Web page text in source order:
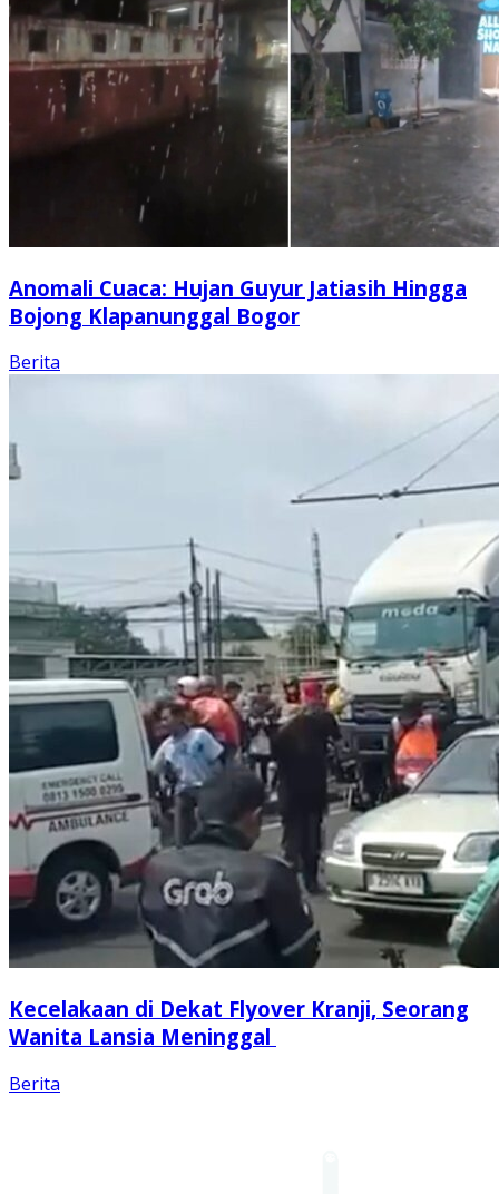
Anomali Cuaca: Hujan Guyur Jatiasih Hingga
Bojong Klapanunggal Bogor
Berita
Kecelakaan di Dekat Flyover Kranji, Seorang
Wanita Lansia Meninggal
Berita